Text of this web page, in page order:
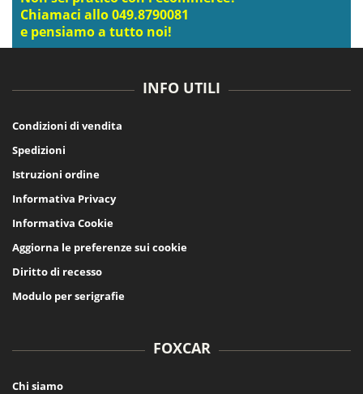
Chiamaci allo 049.8790081
e pensiamo a tutto noi!
INFO UTILI
Condizioni di vendita
Spedizioni
Istruzioni ordine
Informativa Privacy
Informativa Cookie
Aggiorna le preferenze sui cookie
Diritto di recesso
Modulo per serigrafie
FOXCAR
Chi siamo